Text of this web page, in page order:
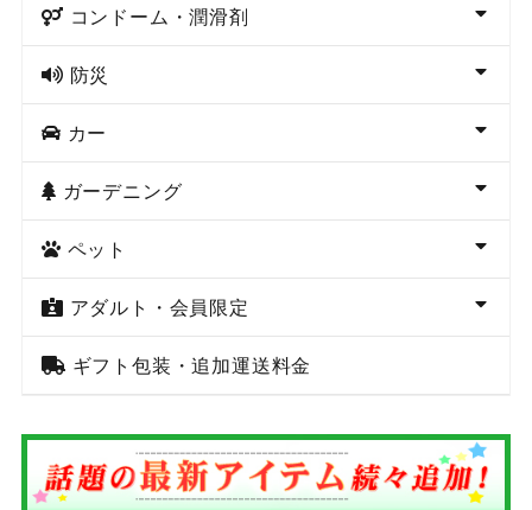
コンドーム・潤滑剤
防災
カー
ガーデニング
ペット
アダルト・会員限定
ギフト包装・追加運送料金